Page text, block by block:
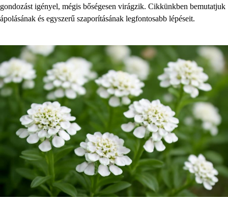
gondozást igényel, mégis bőségesen virágzik. Cikkünkben bemutatjuk
ápolásának és egyszerű szaporításának legfontosabb lépéseit.